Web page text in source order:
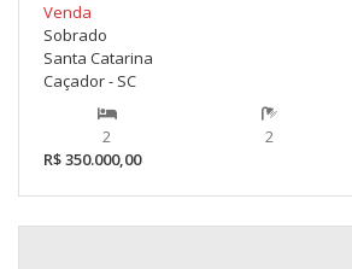
Venda
Sobrado
Santa Catarina
Caçador - SC
2 2
R$ 350.000,00